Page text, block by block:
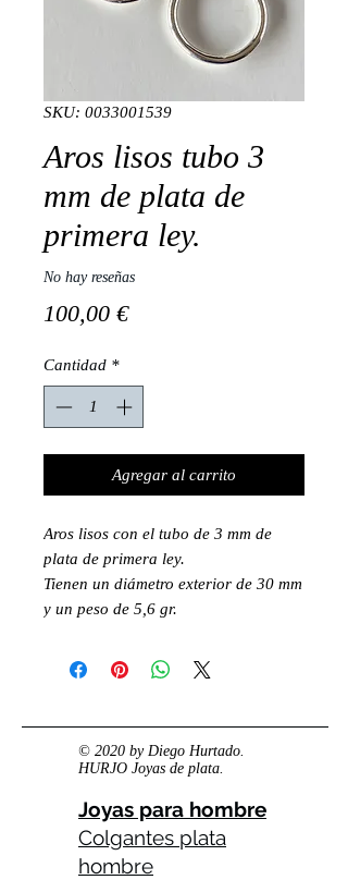
SKU: 0033001539
Aros lisos tubo 3
mm de plata de
primera ley.
No hay reseñas
100,00 €Precio
Cantidad *
Agregar al carrito
Aros lisos con el tubo de 3 mm de
plata de primera ley.
Tienen un diámetro exterior de 30 mm
y un peso de 5,6 gr.
© 2020 by Diego Hurtado.
HURJO Joyas de plata.
Joyas para hombre
Colgantes plata
hombre